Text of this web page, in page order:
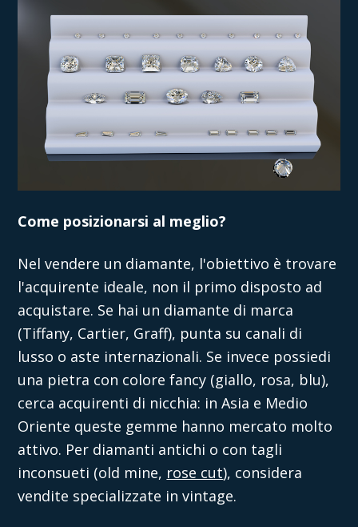
Come posizionarsi al meglio?
Nelvendere un diamante, l'obiettivo è trovare
l'acquirente ideale, non il primo disposto ad
acquistare. Se hai un diamante di marca
(Tiffany, Cartier, Graff), punta su canali di
lusso o aste internazionali. Se invece possiedi
una pietra con colore fancy (giallo, rosa, blu),
cerca acquirenti di nicchia: in Asia e Medio
Oriente queste gemme hanno mercato molto
attivo. Per diamanti antichi o con tagli
inconsueti (old mine, rose cut), considera
vendite specializzate in vintage.